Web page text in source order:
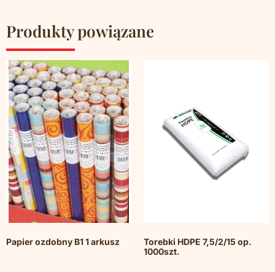
Produkty powiązane
Papier ozdobny B1 1 arkusz
Torebki HDPE 7,5/2/15 op.
1000szt.